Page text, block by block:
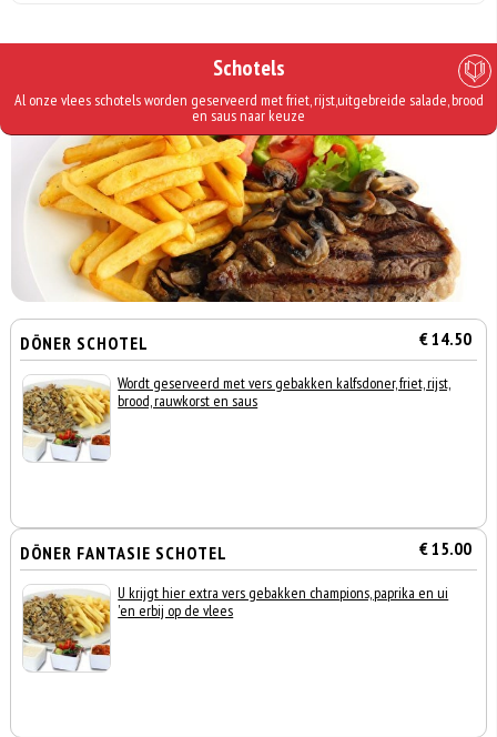
Schotels
Al onze vlees schotels worden geserveerd met friet, rijst,uitgebreide salade, brood
en saus naar keuze
DÖNER SCHOTEL € 14.50
Wordt geserveerd met vers gebakken kalfsdoner, friet, rijst,
brood, rauwkorst en saus
DÖNER FANTASIE SCHOTEL € 15.00
U krijgt hier extra vers gebakken champions, paprika en ui
'en erbij op de vlees